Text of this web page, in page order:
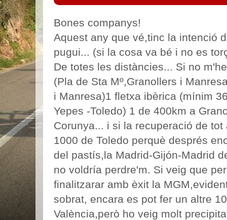
Bones companys!
Aquest any que vé,tinc la intenció
pugui... (si la cosa va bé i no es
De totes les distàncies... Si no
(Pla de Sta Mº,Granollers i
i Manresa)1 fletxa ibèrica (mínim
Yepes -Toledo) 1 de 400km a
Corunya... i si la recuperació de
1000 de Toledo perquè després
del pastís,la Madrid-Gijón-Madrid
no voldría perdre'm. Si veig que
finalitzarar amb èxit la
sobrat, encara es pot fer un altre
València,però ho veig molt